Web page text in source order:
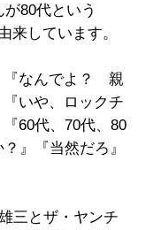
80代という
来しています。
『なんでよ？ 親
いや、ロックチ
60代、70代、80
』『当然だろ』
三とザ・ヤンチ